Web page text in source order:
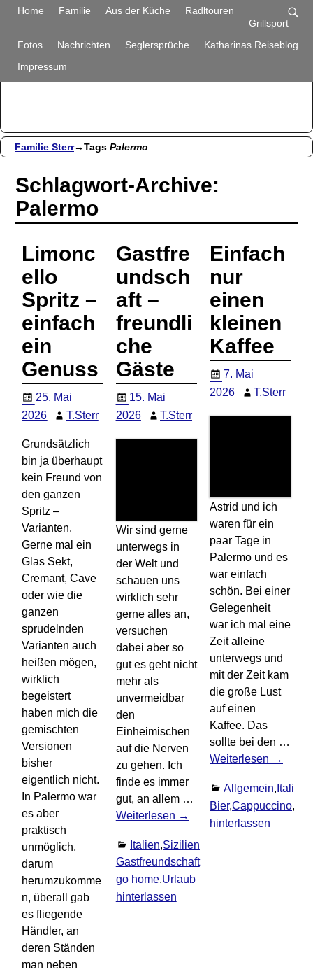
Home Familie Aus der Küche
Radltouren
Grillsport
Fotos
Nachrichten Seglersprüche
Katharinas Reiseblog
Impressum
Familie Sterr
Familie Sterr→Tags Palermo
Schlagwort-Archive:
Palermo
Limonc
ello
Spritz –
einfach
ein
Genuss
25. Mai
2026
T.Sterr
Grundsätzlich
bin ja überhaupt
kein Freund von
den ganzen
Spritz –
Varianten.
Gerne mal ein
Glas Sekt,
Cremant, Cave
oder wie die
ganzen
sprudelnden
Varianten auch
heißen mögen,
wirklich
begeistert
haben mich die
gemischten
Versionen
bisher
eigentlich nicht.
In Palermo war
es aber
praktisch
unmöglich,
darum
herumzukomme
n, überall gab
es fliegende
Händler, an
deren Ständen
man neben
Gastfre
undsch
aft –
freundli
che
Gäste
15. Mai
2026
T.Sterr
Wir sind gerne
unterwegs in
der Welt und
schauen uns
wirklich sehr
gerne alles an,
versuchen
dabei aber so
gut es geht nicht
mehr als
unvermeidbar
den
Einheimischen
auf die Nerven
zu gehen. Ich
finde es immer
gut, an allem …
Weiterlesen →
Italien,Sizilien
Gastfreundschaft,
go home,Urlaub
hinterlassen
Einfach
nur
einen
kleinen
Kaffee
7. Mai
2026
T.Sterr
Astrid und ich
waren für ein
paar Tage in
Palermo und es
war einfach
schön. Bei einer
Gelegenheit
war ich mal eine
Zeit alleine
unterwegs und
mit der Zeit kam
die große Lust
auf einen
Kaffee. Das
sollte bei den …
Weiterlesen →
Allgemein, Italien
Bier,Cappuccino,
hinterlassen